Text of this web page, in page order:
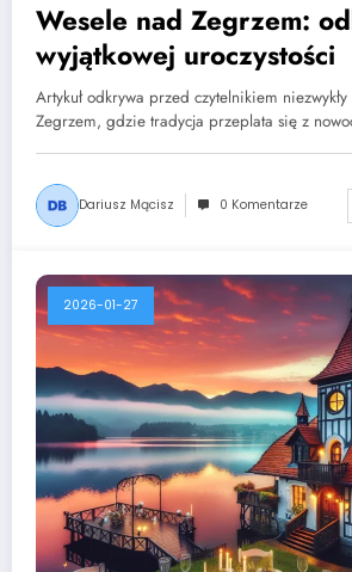
Wesele nad Zegrzem:
wyjątkowej uroczystości
Artykuł odkrywa przed czytelnikiem
Zegrzem, gdzie tradycja przeplata się z
Dariusz Mącisz 0 Komentarze
2026-01-27